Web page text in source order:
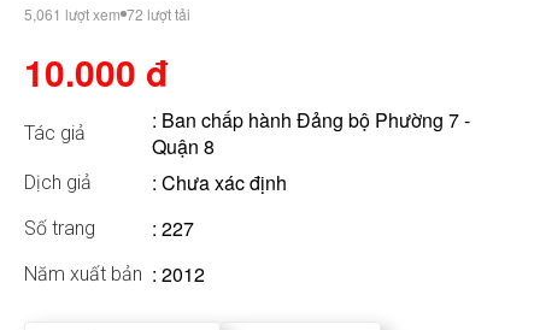
5,061 lượt xem 72 lượt tải
10.000 đ
Tác giả : Ban chấp hành Đảng bộ Phường 7 -
Quận 8
Dịch giả : Chưa xác định
Số trang : 227
Năm xuất bản : 2012